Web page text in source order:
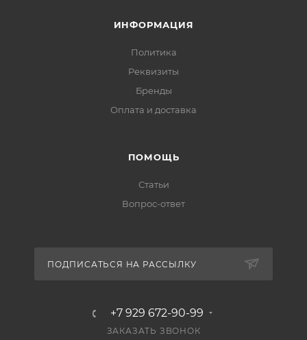
ИНФОРМАЦИЯ
Политика
Реквизиты
Бренды
Оплата и доставка
ПОМОЩЬ
Статьи
Вопрос-ответ
ПОДПИСАТЬСЯ НА РАССЫЛКУ
+7 929 672-90-99
ЗАКАЗАТЬ ЗВОНОК